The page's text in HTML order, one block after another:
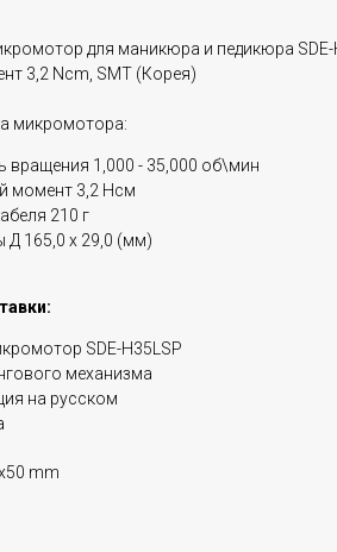
для маникюра и педикюра
3,2 Ncm, SMT (Корея)
микромотора:
вращения 1,000 - 35,000 об\мин
момент 3,2 Нсм
210 г
Д 165,0 х 29,0 (мм)
SDE-H35LSP
механизма
на русском
mm